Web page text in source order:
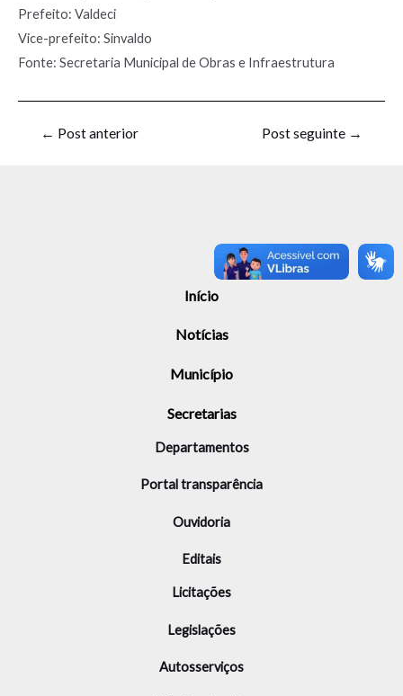
Prefeito: Valdeci
Vice-prefeito: Sinvaldo
Fonte: Secretaria Municipal de Obras e Infraestrutura
← Post anterior Post seguinte →
Início
Notícias
Município
Secretarias
Departamentos
Portal transparência
Ouvidoria
Editais
Licitações
Legislações
Autosserviços